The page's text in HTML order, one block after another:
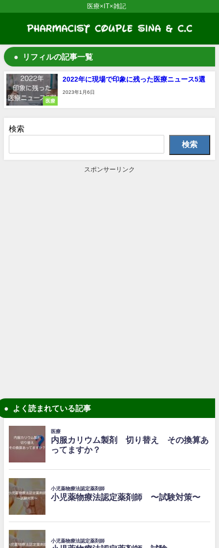
医療×IT×雑記
リフィルの記事一覧
医療
2022年に現場で印象に残った医療ニュース5選
2023年1月6日
検索
検索
スポンサーリンク
よく読まれている記事